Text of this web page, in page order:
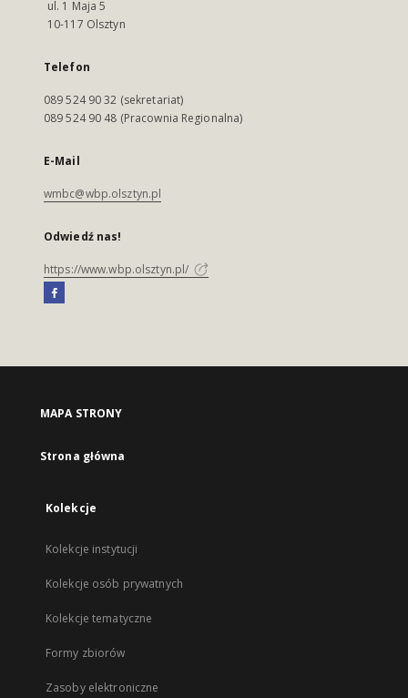
ul. 1 Maja 5
10-117 Olsztyn
Telefon
089 524 90 32 (sekretariat)
089 524 90 48 (Pracownia Regionalna)
E-Mail
wmbc@wbp.olsztyn.pl
Odwiedź nas!
https://www.wbp.olsztyn.pl/
MAPA STRONY
Strona główna
Kolekcje
Kolekcje instytucji
Kolekcje osób prywatnych
Kolekcje tematyczne
Formy zbiorów
Zasoby elektroniczne